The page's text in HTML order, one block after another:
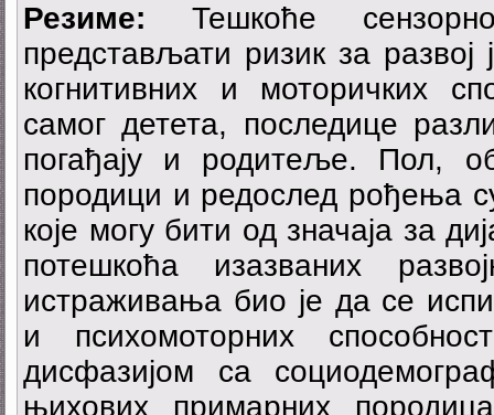
Резиме: Тешкоће
представљати ризик за развој
когнитивних и моторичких
самог детета, последице
погађају и родитеље. Пол,
породици и редослед рођења
које могу бити од значаја за
потешкоћа изазваних
истраживања био је да се
и психомоторних
дисфазијом са
њихових примарних